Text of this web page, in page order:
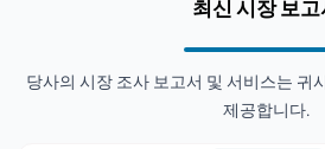
최신 시장 보고
당사의 시장 조사 보고서 및 서비스는 귀
제공합니다.